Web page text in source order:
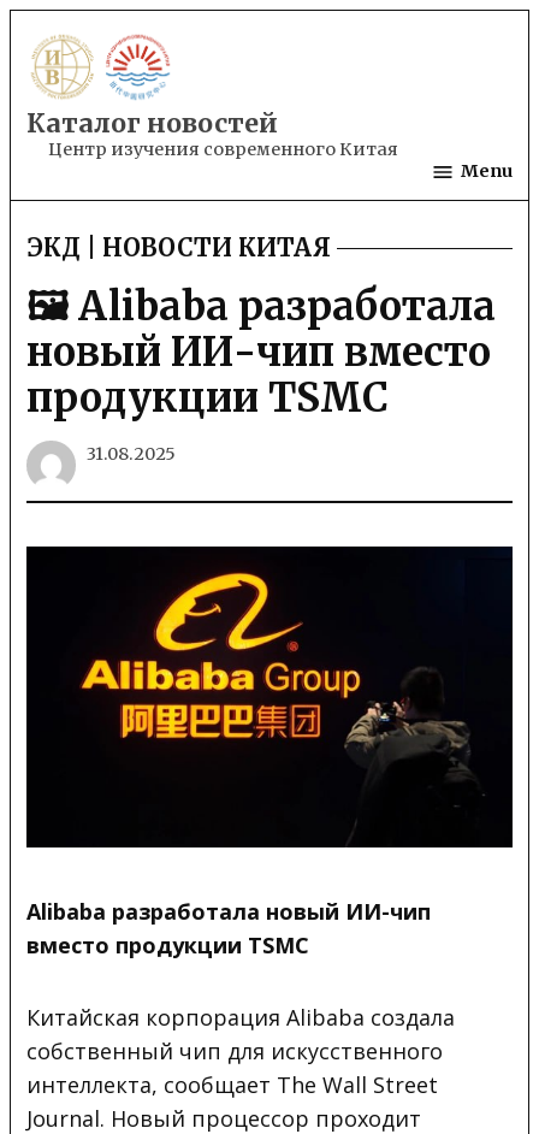
to
content
Каталог новостей
Центр изучения современного Китая
Menu
POSTED
IN
ЭКД | НОВОСТИ КИТАЯ
🖼 Alibaba разработала
новый ИИ-чип вместо
продукции TSMC
31.08.2025
Alibaba разработала новый ИИ-чип
вместо продукции TSMC
Китайская корпорация Alibaba создала
собственный чип для искусственного
интеллекта, сообщает The Wall Street
Journal. Новый процессор проходит